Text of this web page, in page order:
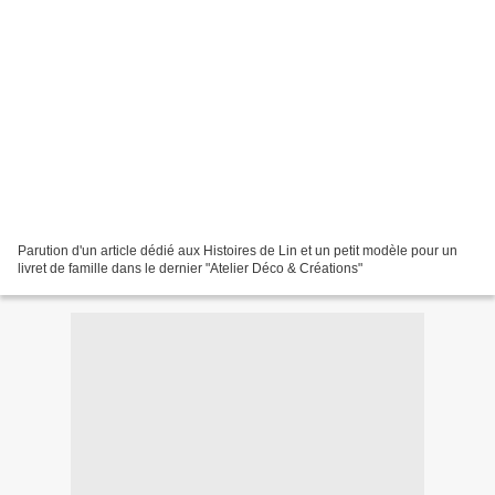
Parution d'un article dédié aux Histoires de Lin et un petit modèle pour un
livret de famille dans le dernier "Atelier Déco & Créations"